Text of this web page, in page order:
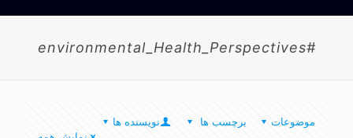
#environmental_Health_Perspectives
موضوعات برچسب ها
نویسنده ها